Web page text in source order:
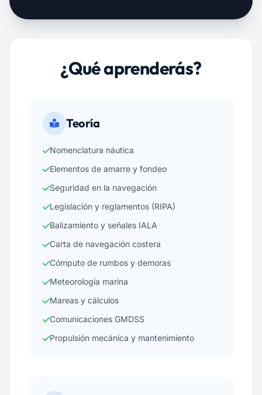
¿Qué aprenderás?
Teoría
Nomenclatura náutica
Elementos de amarre y fondeo
Seguridad en la navegación
Legislación y reglamentos (RIPA)
Balizamiento y señales IALA
Carta de navegación costera
Cómputo de rumbos y demoras
Meteorología marina
Mareas y cálculos
Comunicaciones GMDSS
Propulsión mecánica y mantenimiento